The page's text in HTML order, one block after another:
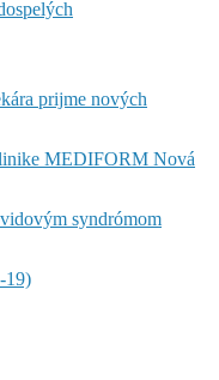
prijme nových
MEDIFORM Nová
syndrómom
19)